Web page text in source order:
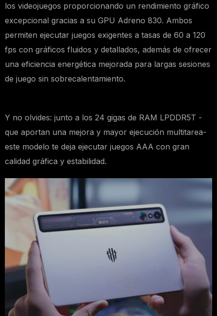
los videojuegos proporcionando un rendimiento gráfico
excepcional gracias a su GPU Adreno 830. Ambos
permiten ejecutar juegos exigentes a tasas de 60 a 120
fps con gráficos fluidos y detallados, además de ofrecer
una eficiencia energética mejorada para largas sesiones
de juego sin sobrecalentamiento.
Y no olvides: junto a los 24 gigas de RAM LPDDR5T -
que aportan una mejora y mayor ejecución multitarea-
este modelo te deja ejecutar juegos AAA con gran
calidad gráfica y estabilidad.